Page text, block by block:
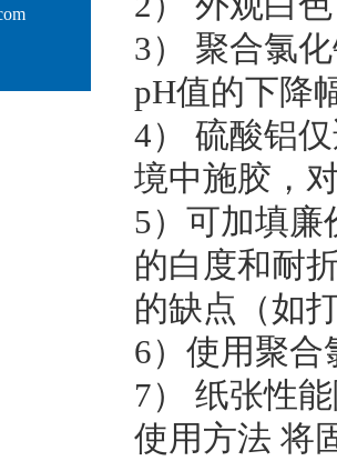
3） 聚合氯
pH值的下降
4） 硫酸铝
境中施胶，
5）可加填
的白度和耐
的缺点（如
6）使用聚
7） 纸张性
使用方法 将